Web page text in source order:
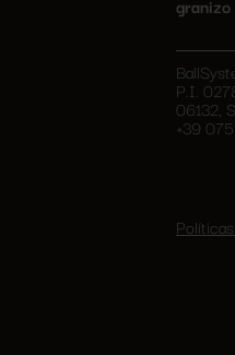
granizo
P.I.
06132,
+39